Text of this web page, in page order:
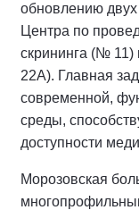
обновлению
Центра по
скрининга (№ 11)
22А). Главная
современной,
среды,
доступности
Морозовская